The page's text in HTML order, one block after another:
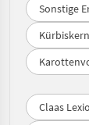
Sonstige
Claas